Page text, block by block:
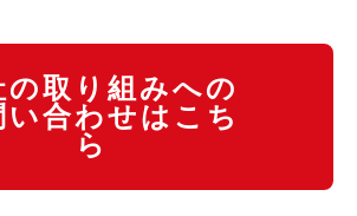
の取り組みへの
い合わせはこち
ら